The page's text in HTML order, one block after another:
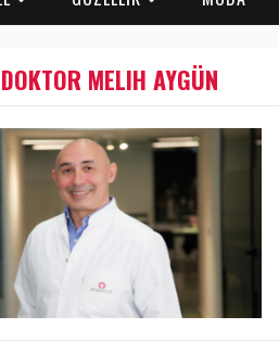
DOKTOR MELIH AYGÜN